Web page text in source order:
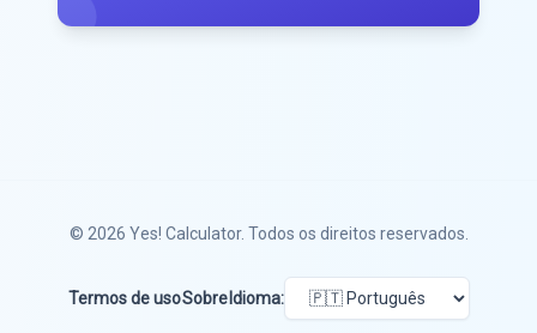
© 2026 Yes! Calculator. Todos os direitos reservados.
Termos de usoSobre Idioma: